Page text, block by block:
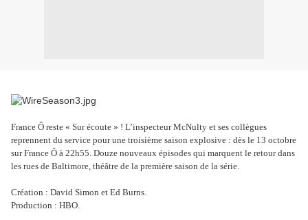
France Ô reste « Sur écoute » ! L’inspecteur McNulty et ses collègues
reprennent du service pour une troisième saison explosive : dès le 13 octobre
sur France Ô à 22h55. Douze nouveaux épisodes qui marquent le retour dans
les rues de Baltimore, théâtre de la première saison de la série.
Création : David Simon et Ed Burns.
Production : HBO.